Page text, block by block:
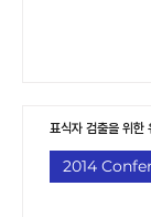
표식자 검출을 위한
2014